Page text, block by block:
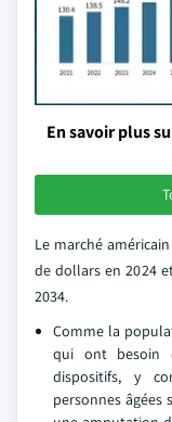
En savoir plus
Le marché
de dollars en 2024
2034.
Comme la
qui ont besoin
dispositifs, y
personnes